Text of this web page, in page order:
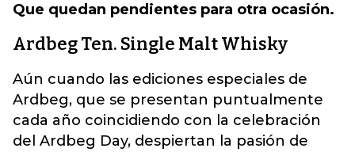
Que quedan pendientes para otra ocasión.
Ardbeg Ten. Single Malt Whisky
Aún cuando las ediciones especiales de
Ardbeg, que se presentan puntualmente
cada año coincidiendo con la celebración
del Ardbeg Day, despiertan la pasión de